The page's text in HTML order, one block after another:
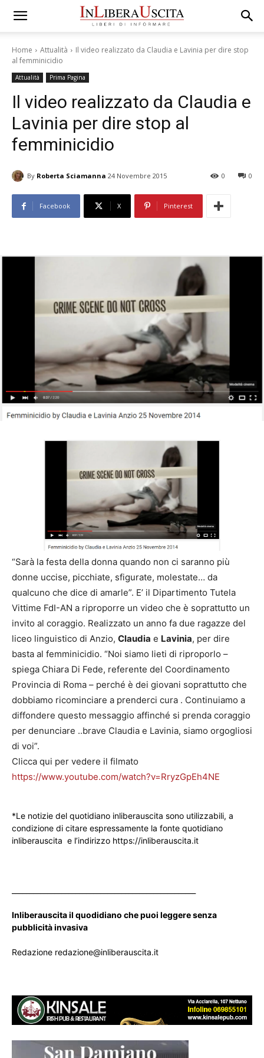
Home Attualità
Il video realizzato da Claudia e Lavinia per dire stop
al femminicidio
Attualità Prima Pagina
Il video realizzato da Claudia e
Lavinia per dire stop al
femminicidio
By Roberta Sciamanna 24 Novembre 2015 0
0
Facebook X Pinterest
“Sarà la festa della donna quando non ci saranno più
donne uccise, picchiate, sfigurate, molestate… da
qualcuno che dice di amarle”. E’ il Dipartimento Tutela
Vittime FdI-AN a riproporre un video che è soprattutto un
invito al coraggio. Realizzato un anno fa due ragazze del
liceo linguistico di Anzio, Claudia e Lavinia, per dire
basta al femminicidio. “Noi siamo lieti di riproporlo –
spiega Chiara Di Fede, referente del Coordinamento
Provincia di Roma – perché è dei giovani soprattutto che
dobbiamo ricominciare a prenderci cura . Continuiamo a
diffondere questo messaggio affinché si prenda coraggio
per denunciare ..brave Claudia e Lavinia, siamo orgogliosi
di voi”.
Clicca qui per vedere il filmato
https://www.youtube.com/watch?v=RryzGpEh4NE
*Le notizie del quotidiano inliberauscita sono utilizzabili, a
condizione di citare espressamente la fonte quotidiano
inliberauscita e l’indirizzo https://inliberauscita.it
Inliberauscita il quodidiano che puoi leggere senza
pubblicità invasiva
Redazione redazione@inliberauscita.it